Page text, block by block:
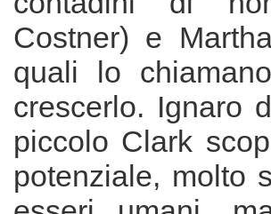
Costner) e
quali lo
crescerlo. Ignaro
piccolo Clark
potenziale, molto